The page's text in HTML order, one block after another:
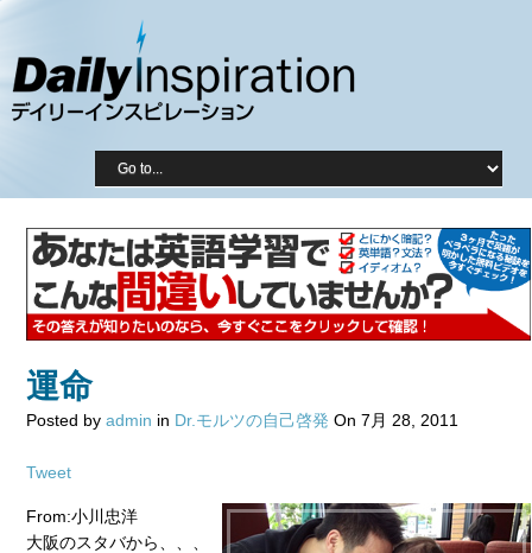
運命
Posted by admin in Dr.モルツの自己啓発 On 7月 28, 2011
Tweet
From:小川忠洋
大阪のスタバから、、、